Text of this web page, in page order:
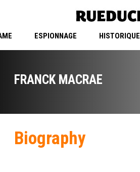
ESPIONNAGE HISTORIQUE
FRANCK MACRAE
Biography